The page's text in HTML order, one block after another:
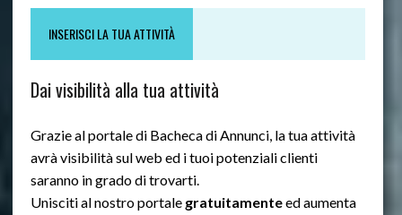
INSERISCI LA TUA ATTIVITÀ
Dai visibilità alla tua attività
Grazie al portale di Bacheca di Annunci, la tua attività
avrà visibilità sul web ed i tuoi potenziali clienti
saranno in grado di trovarti.
Unisciti al nostro portale gratuitamenteed aumenta